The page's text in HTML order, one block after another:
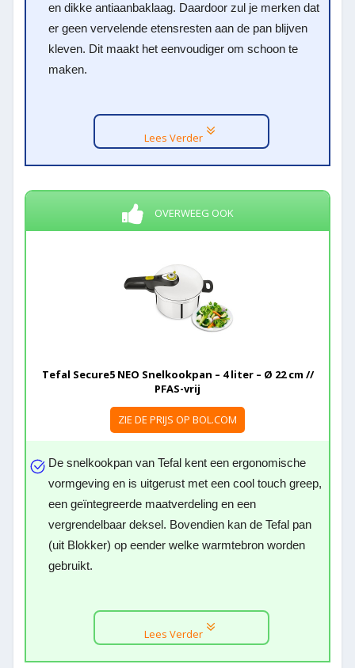
en dikke antiaanbaklaag. Daardoor zul je merken dat
er geen vervelende etensresten aan de pan blijven
kleven. Dit maakt het eenvoudiger om schoon te
maken.
Lees Verder
OVERWEEG OOK
Tefal Secure5 NEO Snelkookpan – 4 liter – Ø 22 cm //
PFAS-vrij
ZIE DE PRIJS OP BOL.COM
De snelkookpan van Tefal kent een ergonomische
vormgeving en is uitgerust met een cool touch greep,
een geïntegreerde maatverdeling en een
vergrendelbaar deksel. Bovendien kan de Tefal pan
(uit Blokker) op eender welke warmtebron worden
gebruikt.
Lees Verder